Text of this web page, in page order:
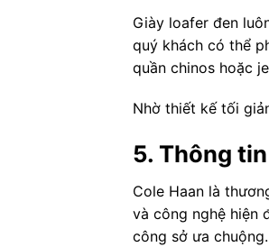
Giày loafer đen
quý khách có thể
quần chinos hoặc
Nhờ thiết kế tối
5. Thông
Cole Haan là
và công nghệ hiện
công sở ưa chuộng.